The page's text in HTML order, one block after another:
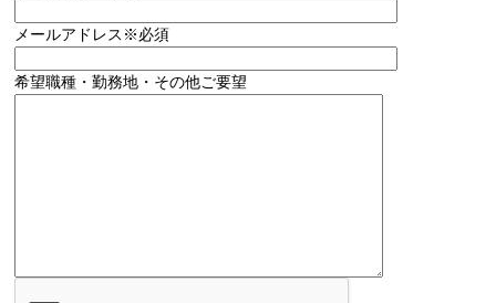
メールアドレス ※必須
希望職種・勤務地・その他ご要望